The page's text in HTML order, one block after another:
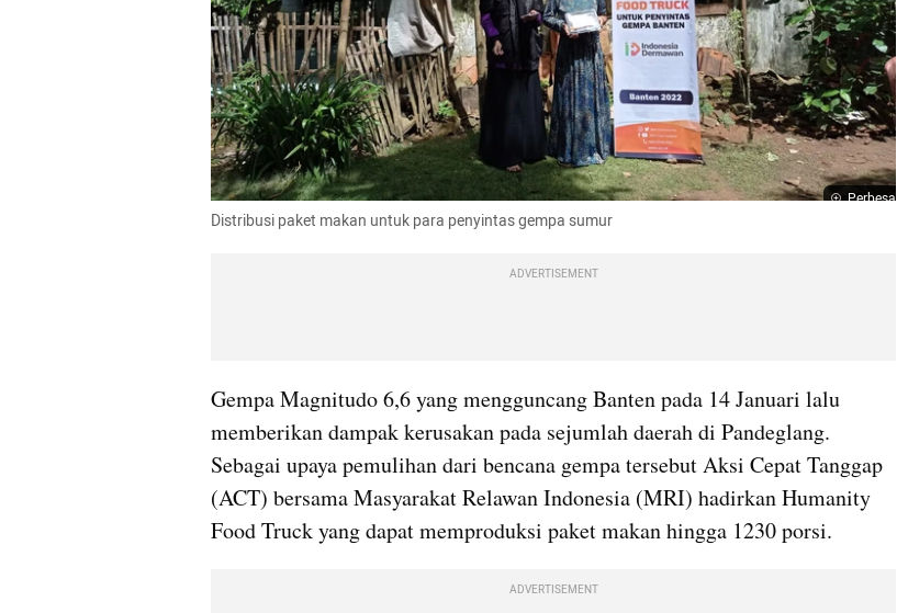
Perbesar
Distribusi paket makan untuk para penyintas gempa sumur
ADVERTISEMENT
Gempa Magnitudo 6,6 yang mengguncang Banten pada 14 Januari lalu
memberikan dampak kerusakan pada sejumlah daerah di Pandeglang.
Sebagai upaya pemulihan dari bencana gempa tersebut Aksi Cepat Tanggap
(ACT) bersama Masyarakat Relawan Indonesia (MRI) hadirkan Humanity
Food Truck yang dapat memproduksi paket makan hingga 1230 porsi.
ADVERTISEMENT